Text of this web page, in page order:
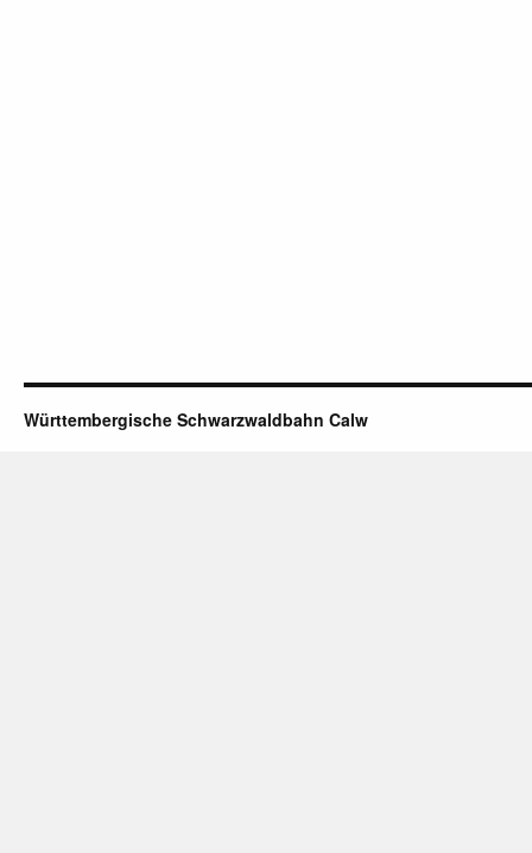
Württembergische Schwarzwaldbahn Calw